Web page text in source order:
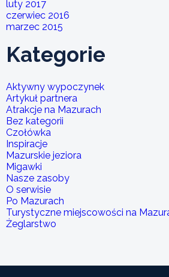
luty 2017
czerwiec 2016
marzec 2015
Kategorie
Aktywny wypoczynek
Artykuł partnera
Atrakcje na Mazurach
Bez kategorii
Czołówka
Inspiracje
Mazurskie jeziora
Migawki
Nasze zasoby
O serwisie
Po Mazurach
Turystyczne miejscowości na
Żeglarstwo